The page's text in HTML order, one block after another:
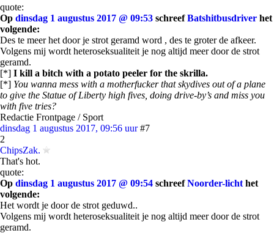
quote:
Op dinsdag 1 augustus 2017 @ 09:53 schreefBatshitbusdriver het
volgende:
Des te meer het door je strot geramd word , des te groter de afkeer.
Volgens mij wordt heteroseksualiteit je nog altijd meer door de strot
geramd.
[*] I kill a bitch with a potato peeler for the skrilla.
[*] You wanna mess with a motherfucker that skydives out of a plane
to give the Statue of Liberty high fives, doing drive-by’s and miss you
with five tries?
Redactie Frontpage / Sport
dinsdag 1 augustus 2017, 09:56 uur #7
2
ChipsZak.
That's hot.
quote:
Op dinsdag 1 augustus 2017 @ 09:54 schreefNoorder-licht het
volgende:
Het wordt je door de strot geduwd..
Volgens mij wordt heteroseksualiteit je nog altijd meer door de strot
geramd.